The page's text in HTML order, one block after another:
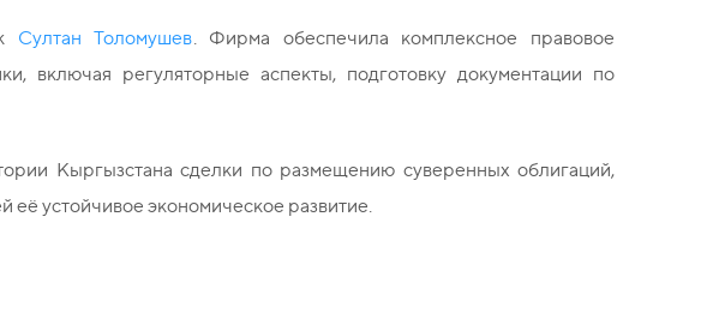
Султан Толомушев. Фирма обеспечила комплексное правовое
включая регуляторные аспекты, подготовку документации по
Кыргызстана сделки по размещению суверенных облигаций,
устойчивое экономическое развитие.